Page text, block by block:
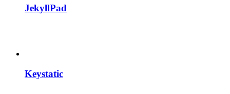
JekyllPad
Keystatic